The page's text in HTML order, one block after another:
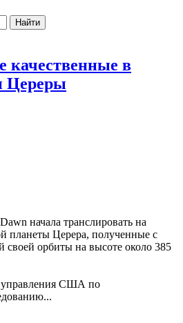
Найти
качественные в
Цереры
начала транслировать на
планеты Церера, полученные с
своей орбиты на высоте около 385
управления США по